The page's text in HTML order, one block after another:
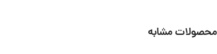
محصولات مشابه